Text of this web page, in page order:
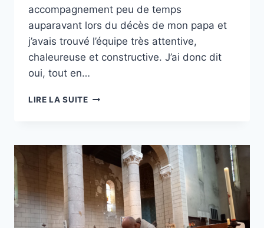
accompagnement peu de temps
auparavant lors du décès de mon papa et
j’avais trouvé l’équipe très attentive,
chaleureuse et constructive. J’ai donc dit
oui, tout en…
LIRE LA SUITELA
FAMILLES
EN
DEUIL